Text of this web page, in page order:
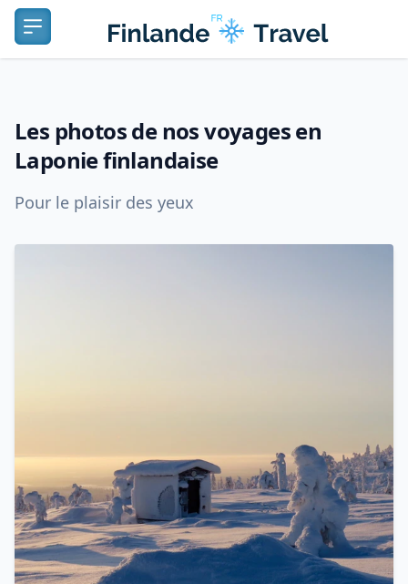
Ouvrir le menu
Logo
Les photos de nos voyages en
Laponie finlandaise
Pour le plaisir des yeux